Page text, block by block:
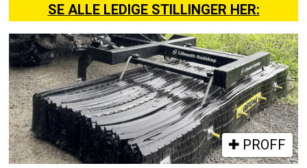
SE ALLE LEDIGE STILLINGER HER:
PROFF